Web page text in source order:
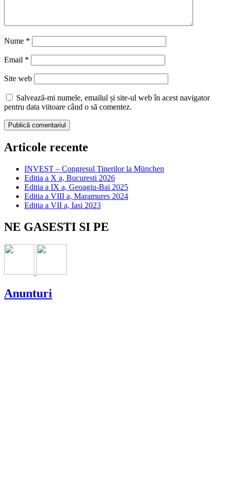
Nume *
Email *
Site web
Salvează-mi numele, emailul și site-ul web în acest navigator
pentru data viitoare când o să comentez.
Articole recente
INVEST – Congresul Tinerilor la München
Editia a X a, Bucuresti 2026
Editia a IX a, Geoagiu-Bai 2025
Editia a VIII a, Maramures 2024
Editia a VII a, Iasi 2023
NE GASESTI SI PE
Anunturi